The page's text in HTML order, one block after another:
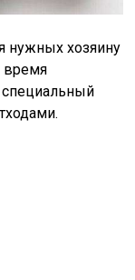
нужных хозяину
время
специальный